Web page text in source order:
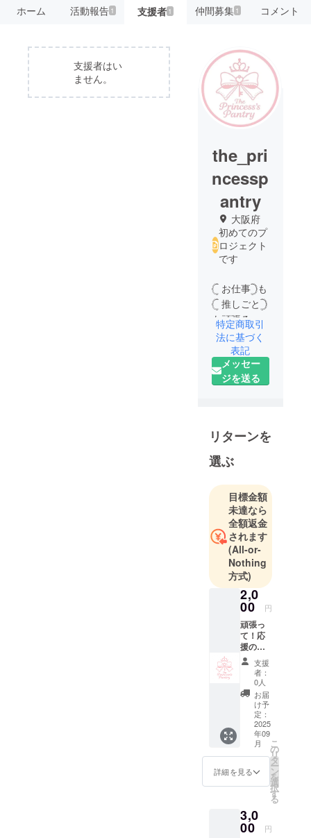
ホーム 活動報告1 支援者 1 仲間募集 1 コメント
支援者はい
ません。
the_pri
ncessp
antry
大阪府
初めてのプ
ロジェクト
です
𓊆 お仕事𓊇も
𓊆 推しごと𓊇
も頑張るプ
リンセス達
にちょっと
したご褒美
を…❤︎
イーツブラ
ンドです‧₊˚✧
英語で
𝐏𝐚𝐧𝐭𝐫𝐲（パ
ント
リー）
は、お家や
お城の中に
ある食べ物
やお菓子・
食器をし
まっておく
小さな部屋
や収納場所
のこと。
まるでお城
の中にある
甘くてキラ
キラな夢の
お菓子が詰
まった、プ
特別なパン
特定商取引
法に基づく
表記
メッセー
ジを送る
リターンを
選ぶ
目標金額
未達なら
全額返金
されます
(All-or-
Nothing
方式)
2,0
00 円
頑張っ
て！応
援の気
持ち
【お礼
メー
ル】 感
謝の気
持ちを
込めた
お礼
メール
をお送
りさせ
ていた
だきま
支援
者：
0人
お届
け予
定：
2025
年09
月
詳細を見る
こ
の
リ
タ
ー
ン
を
選
択
す
る
3,0
00 円